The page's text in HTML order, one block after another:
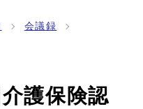
会議録
護保険認